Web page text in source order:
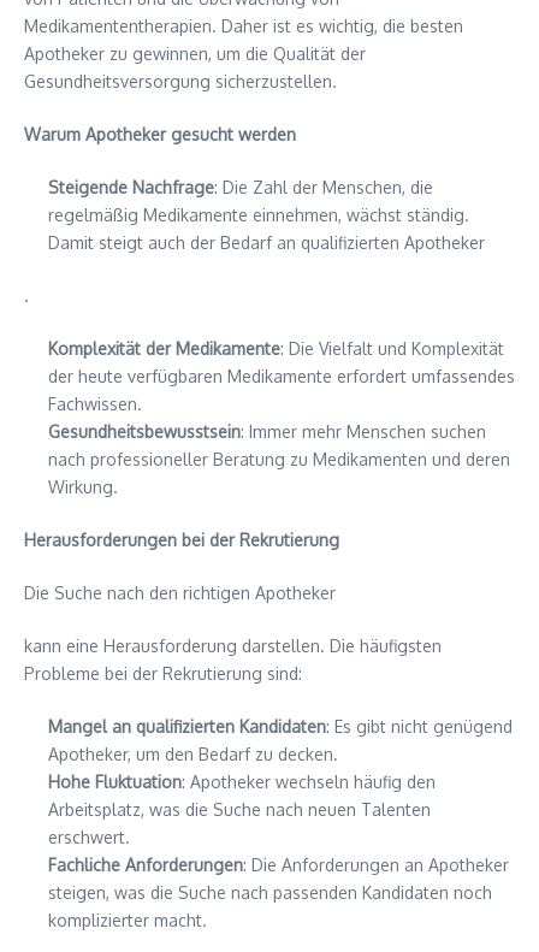
Medikamententherapien. Daher ist es wichtig, die besten
Apotheker zu gewinnen, um die Qualität der
Gesundheitsversorgung sicherzustellen.
Warum Apotheker gesucht werden
Steigende Nachfrage: Die Zahl der Menschen, die
regelmäßig Medikamente einnehmen, wächst ständig.
Damit steigt auch der Bedarf an qualifizierten Apotheker
.
Komplexität der Medikamente: Die Vielfalt und Komplexität
der heute verfügbaren Medikamente erfordert umfassendes
Fachwissen.
Gesundheitsbewusstsein: Immer mehr Menschen suchen
nach professioneller Beratung zu Medikamenten und deren
Wirkung.
Herausforderungen bei der Rekrutierung
Die Suche nach den richtigen Apotheker
kann eine Herausforderung darstellen. Die häufigsten
Probleme bei der Rekrutierung sind:
Mangel an qualifizierten Kandidaten: Es gibt nicht genügend
Apotheker, um den Bedarf zu decken.
Hohe Fluktuation: Apotheker wechseln häufig den
Arbeitsplatz, was die Suche nach neuen Talenten
erschwert.
Fachliche Anforderungen: Die Anforderungen an Apotheker
steigen, was die Suche nach passenden Kandidaten noch
komplizierter macht.